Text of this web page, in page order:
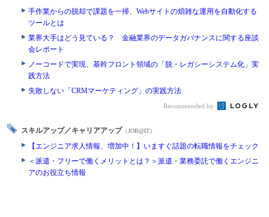
手作業からの脱却で課題を一掃、Webサイトの煩雑な運用を自動化する
ツールとは
業界大手はどう見ている？ 金融業界のデータガバナンスに関する座談
会レポート
ノーコードで実現、基幹フロント領域の「脱・レガシーシステム化」実
践方法
失敗しない「CRMマーケティング」の実践方法
Recommended by
スキルアップ／キャリアアップ （JOB@IT）
【エンジニア求人情報、増加中！】いますぐ話題の転職情報をチェック
＜派遣・フリーで働くメリットとは？＞派遣・業務委託で働くエンジニ
アのお役立ち情報